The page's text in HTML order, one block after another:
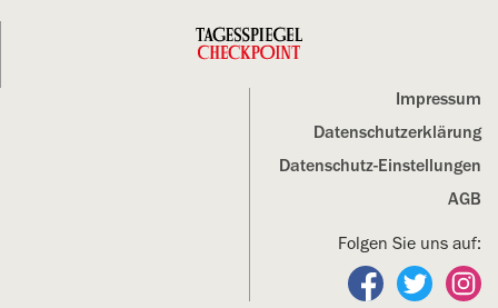
Impressum
Datenschutz­erklärung
Datenschutz-Einstellungen
AGB
Folgen Sie uns auf:
Folgen Sie